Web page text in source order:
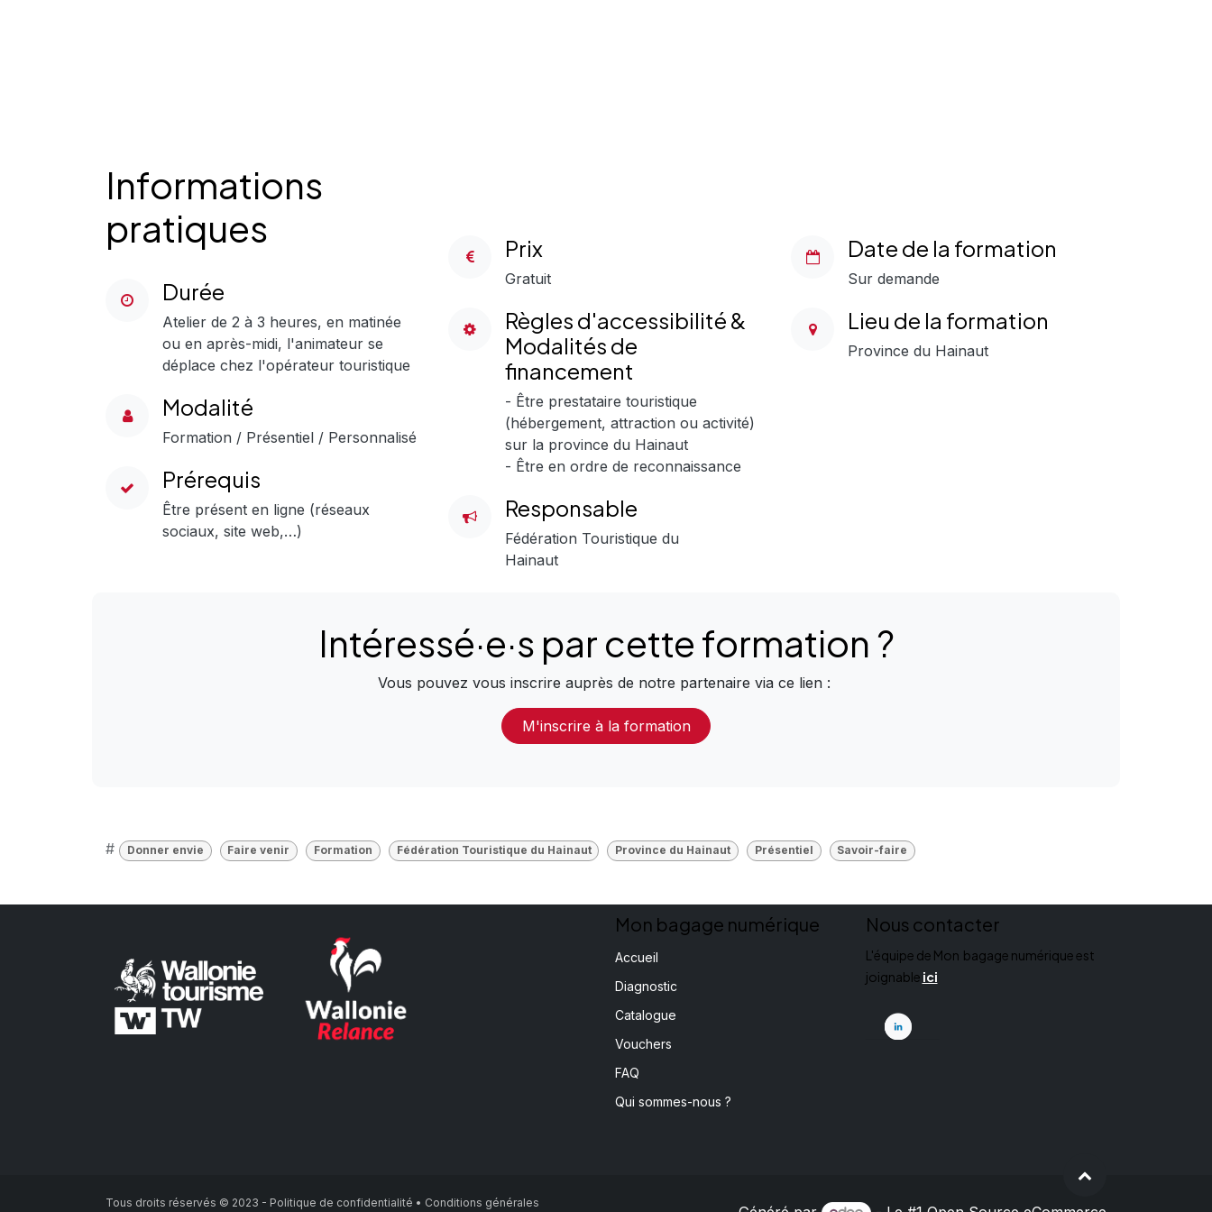
Informations
pratiques
Durée
Atelier de 2 à 3 heures, en matinée
ou en après-midi, l'animateur se
déplace chez l'opérateur touristique
Modalité
Formation / Présentiel / Personnalisé
Prérequis
Être présent en ligne (réseaux
sociaux, site web,…)
Prix
Gratuit
Règles d'accessibilité &
Modalités de
financement
- Être prestataire touristique
(hébergement, attraction ou activité)
sur la province du Hainaut
- Être en ordre de reconnaissance
Responsable
Fédération Touristique du
Hainaut
Date de la formation
Sur demande
Lieu de la formation
Province du Hainaut
Intéressé·e·s parcette formation?
Vous pouvez vous inscrire auprès de notre partenaire via ce lien :
M'inscrire à la formation
# Donner envie Faire venir Formation Fédération Touristique du Hainaut Province du Hainaut Présentiel Savoir-faire
Mon bagage numérique
Accueil
Diagnostic
Catalogue
Vouchers
FAQ
Qui sommes-nous ?
Nous contacter
L'équipe de Mon bagage numérique est
joignable ici
Tous droits réservés © 2023 - Politique de confidentialité • Conditions générales